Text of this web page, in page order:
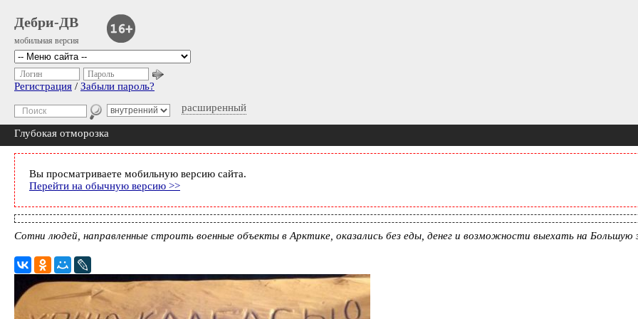
Дебри-ДВ
мобильная версия
расширенный
Логин Пароль
Регистрация / Забыли пароль?
Глубокая отморозка
Вы просматриваете мобильную версию сайта.
Перейти на обычную версию >>
Сотни людей, направленные строить военные объекты в Арктике, оказались без еды, денег и возможности выехать на Большую